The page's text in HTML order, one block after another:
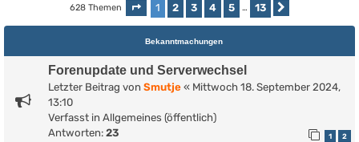
628 Themen Seite 1von 13
1 2 3 4 5 … 13
Bekanntmachungen
Forenupdate und Serverwechsel
Letzter Beitrag von Smutje « Mittwoch 18. September 2024,
13:10
Verfasst in Allgemeines (öffentlich)
Antworten: 23 1 2